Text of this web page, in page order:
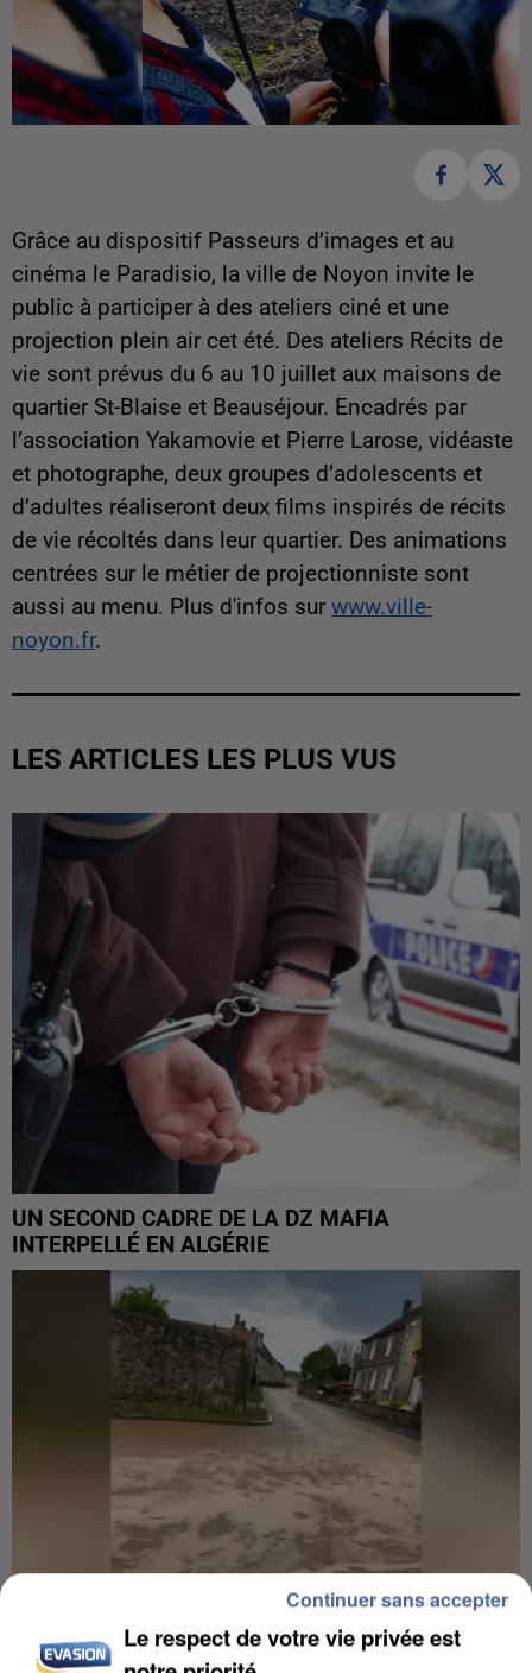
Grâce au dispositif Passeurs d’images et au
cinéma le Paradisio, la ville de Noyon invite le
public à participer à des ateliers ciné et une
projection plein air cet été. Des ateliers Récits de
vie sont prévus du 6 au 10 juillet aux maisons de
quartier St-Blaise et Beauséjour. Encadrés par
l’association Yakamovie et Pierre Larose, vidéaste
et photographe, deux groupes d’adolescents et
d’adultes réaliseront deux films inspirés de récits
de vie récoltés dans leur quartier. Des animations
centrées sur le métier de projectionniste sont
aussi au menu. Plus d'infos sur www.ville-
noyon.fr.
LES ARTICLES LES PLUS VUS
UN SECOND CADRE DE LA DZ MAFIA
INTERPELLÉ EN ALGÉRIE
Le respect de votre vie privée est
Continuer sans accepter